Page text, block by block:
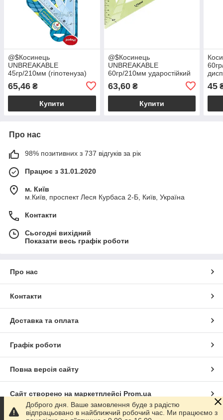
@$Косинець
UNBREAKABLE
45гр/210мм (гіпотенуза)
блістер
65,46 ₴
Купити
@$Косинець
UNBREAKABLE
60гр/210мм ударостійкий
63,60₴
Купити
45
Про нас
98% позитивних з 737 відгуків за рік
Працює з 31.01.2020
м. Київ
м.Київ, проспект Леся Курбаса 2-Б, Київ, Україна
Контакти
Сьогодні вихідний
Показати весь графік роботи
Про нас
Контакти
Доставка та оплата
Графік роботи
Повна версія сайту
Сайт створено на маркетплейсі Prom.ua
Політика конфіденційності
Доброго дня. Ваше замовлення буде з радістю
відпрацьовано в найближчий робочий час. Ми працюємо з